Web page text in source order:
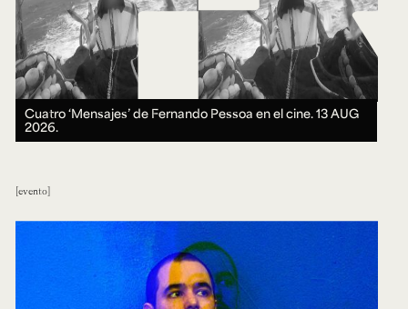
Cuatro ‘Mensajes’ de Fernando Pessoa en el cine.13 AUG
2026.
evento